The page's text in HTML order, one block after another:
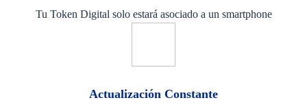
Tu Token Digital solo estará asociado a un smartphone
Actualización Constante